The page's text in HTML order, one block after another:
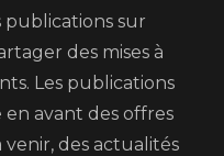
publications sur
des mises à
Les publications
avant des offres
venir, des actualités